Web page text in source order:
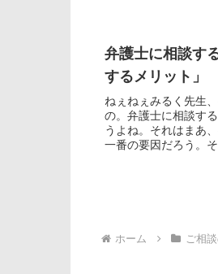
弁護士に相談す
するメリット」
ねぇねぇみるく先生
の。弁護士に相談す
うよね。それはまあ
一番の要因だろう。
ホーム ご相